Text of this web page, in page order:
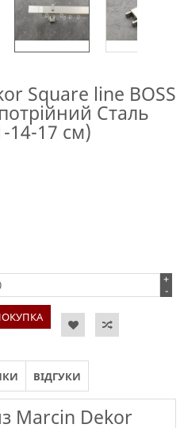
Square line BOSS
Сталь
14-17 см)
+
-
ВІДГУКИ
Marcin Dekor